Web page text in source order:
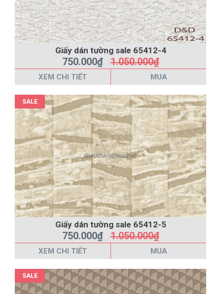
Giấy dán tường sale 65412-4
750.000₫1.050.000₫
XEM CHI TIẾT MUA
SALE
Giấy dán tường sale 65412-5
750.000₫1.050.000₫
XEM CHI TIẾT MUA
SALE